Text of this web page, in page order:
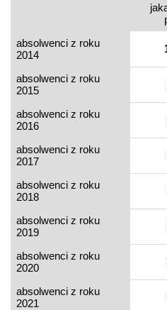
absolwenci z roku
2014
absolwenci z roku
2015
absolwenci z roku
2016
absolwenci z roku
2017
absolwenci z roku
2018
absolwenci z roku
2019
absolwenci z roku
2020
absolwenci z roku
2021